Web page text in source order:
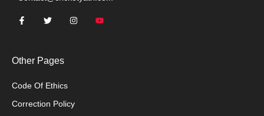
Other Pages
Code Of Ethics
Correction Policy